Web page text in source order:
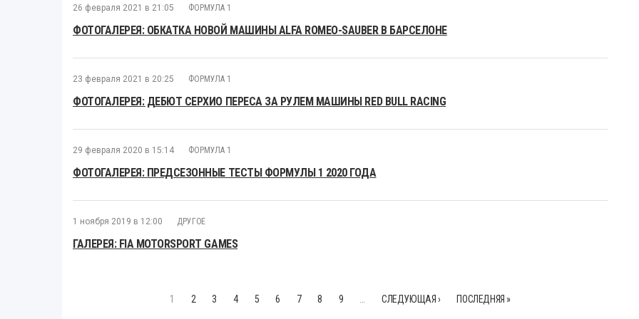
26 февраля 2021 в 21:05 ФОРМУЛА 1
ФОТОГАЛЕРЕЯ: ОБКАТКА НОВОЙ МАШИНЫ ALFA ROMEO-SAUBER В БАРСЕЛОНЕ
23 февраля 2021 в 20:25 ФОРМУЛА 1
ФОТОГАЛЕРЕЯ: ДЕБЮТ СЕРХИО ПЕРЕСА ЗА РУЛЕМ МАШИНЫ RED BULL RACING
29 февраля 2020 в 15:14 ФОРМУЛА 1
ФОТОГАЛЕРЕЯ: ПРЕДСЕЗОННЫЕ ТЕСТЫ ФОРМУЛЫ 1 2020 ГОДА
1 ноября 2019 в 12:00 ДРУГОЕ
ГАЛЕРЕЯ: FIA MOTORSPORT GAMES
1 2 3 4 5 6 7 8 9 СЛЕДУЮЩАЯ › ПОСЛЕДНЯЯ »